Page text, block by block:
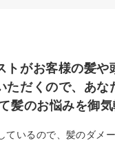
トがお客様の髪
ただくので、あ
髪のお悩みを御
ているので、髪のダメ